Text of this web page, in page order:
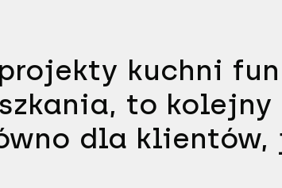
kuchni
to kolejny
dla klientów,